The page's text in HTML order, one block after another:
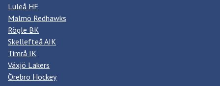
Luleå HF
Malmö Redhawks
Rögle BK
Skellefteå AIK
Timrå IK
Växjö Lakers
Örebro Hockey